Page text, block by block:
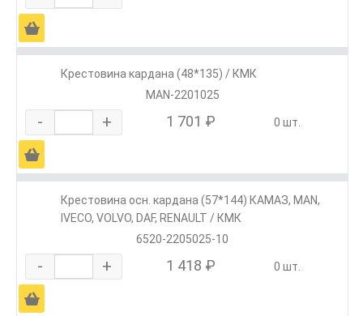
Ä
Крестовина кардана (48*135) / КМК
MAN-2201025
- + 1 701 ₽ 0 шт.
Ä
Крестовина осн. кардана (57*144) КАМАЗ, МАN,
IVECO, VOLVO, DAF, RENAULT / КМК
6520-2205025-10
- + 1 418 ₽ 0 шт.
Ä